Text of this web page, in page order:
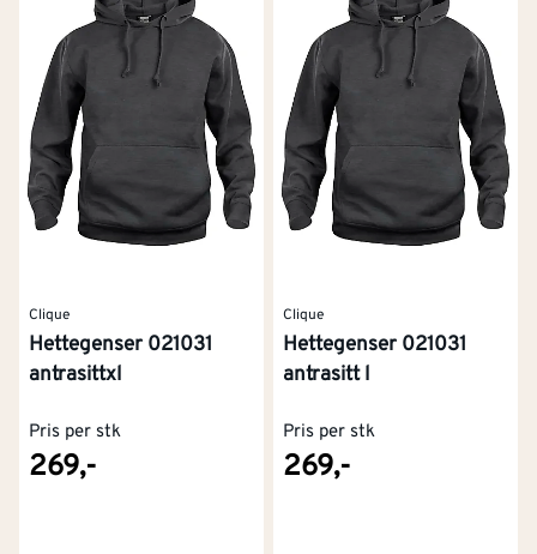
Clique
Hettegenser 021031
antrasittxl
Pris per stk
269,-
Clique
Hettegenser 021031
antrasitt l
Pris per stk
269,-